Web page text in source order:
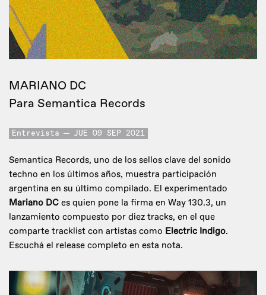
MARIANO DC
Para Semantica Records
Entrevista JUE 09 SEP 2021
Semantica Records, uno de los sellos clave del sonido
techno en los últimos años, muestra participación
argentina en su último compilado. El experimentado
Mariano DC es quien pone la firma en Way 130.3, un
lanzamiento compuesto por diez tracks, en el que
comparte tracklist con artistas como Electric Indigo.
Escuchá el release completo en esta nota.